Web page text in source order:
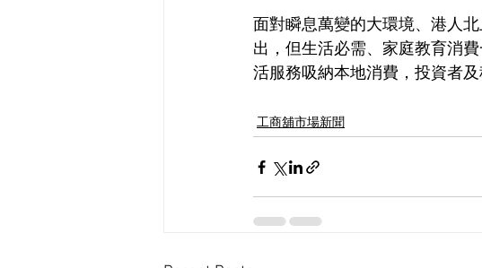
面對瞬息萬變的大環境、港人
出，但生活必需、家庭教育消
活服務吸納本地消費，投資者及
工商舖市場新聞